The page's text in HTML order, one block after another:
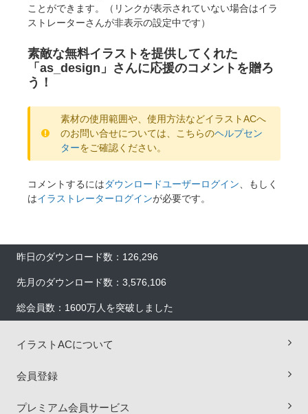
ことができます。（リンクが表示されていない場合はイラ
ストレーターさんが非表示の設定中です）
素敵な無料イラストを提供してくれた
「as_design」さんに応援のコメントを贈ろ
う！
素材の使用範囲や、使用方法などイラストACへ
のお問い合せについては、こちらのヘルプセン
ターをご確認ください。
コメントするにはダウンロードユーザーログイン 、もしく
はイラストレーターログインが必要です。
昨日のダウンロード数：126,296
先月のダウンロード数：3,576,106
総会員数：1600万人を突破しました
イラストACについて
会員登録
プレミアム会員サービス